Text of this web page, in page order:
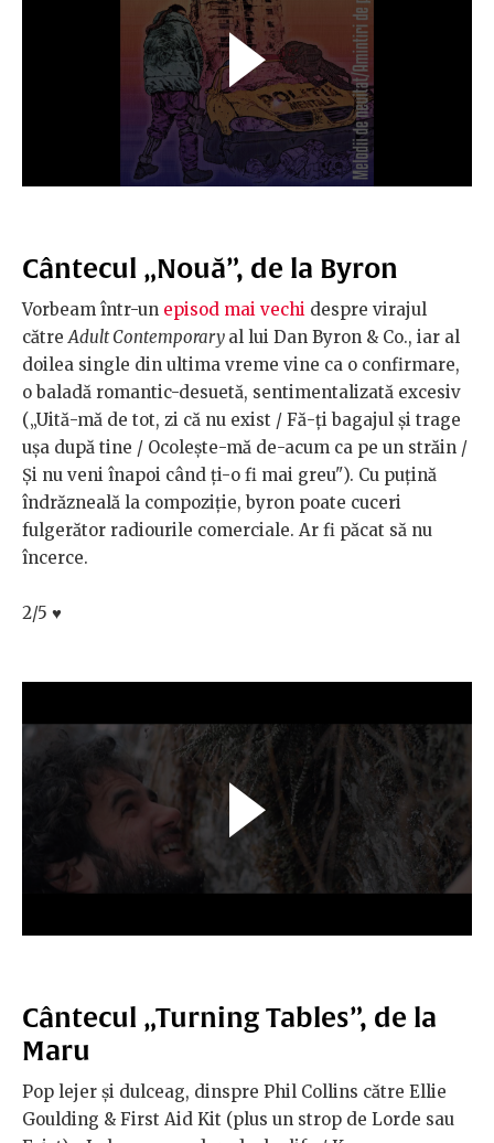
Cântecul „Nouă”, de la Byron
Vorbeam într-un episod mai vechi despre virajul
cătreAdult Contemporary al lui Dan Byron & Co., iar al
doilea single din ultima vreme vine ca o confirmare,
o baladă romantic-desuetă, sentimentalizată excesiv
(„Uită-mă de tot, zi că nu exist / Fă-ți bagajul și trage
ușa după tine / Ocolește-mă de-acum ca pe un străin /
Și nu veni înapoi când ți-o fi mai greu"). Cu puțină
îndrăzneală la compoziție, byron poate cuceri
fulgerător radiourile comerciale. Ar fi păcat să nu
încerce.
2/5 ♥
Cântecul „Turning Tables”, de la
Maru
Pop lejer și dulceag, dinspre Phil Collins către Ellie
Goulding & First Aid Kit (plus un strop de Lorde sau